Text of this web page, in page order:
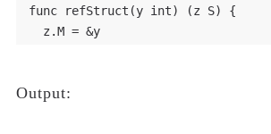
func refStruct(y int) (z S) {
  z.M = &y
Output: